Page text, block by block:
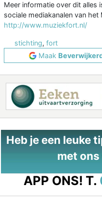
Meer informatie over dit alles
sociale mediakanalen van het
http://www.muziekfort.nl/
stichting, fort
Maak
Heb je een leuke
met
APP ONS! T.